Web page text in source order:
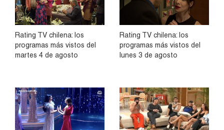
Rating TV chilena: los
programas más vistos del
martes 4 de agosto
Rating TV chilena: los
programas más vistos del
lunes 3 de agosto